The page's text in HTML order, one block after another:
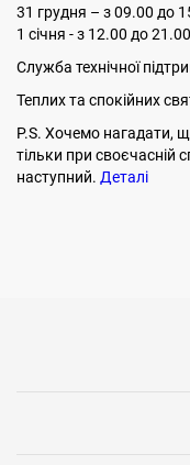
31 грудня – з 09.00 до
1 січня - з 12.00 до 21.00
Служба технічної
Теплих та спокiйних
P.S. Хочемо нагадати,
тільки при своєчасній
наступний. Деталі